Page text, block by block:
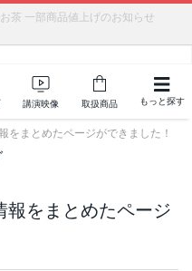
茶 一部商品値上げのお知らせ
・燃料不足・停電対策
講演映像 取扱商品 もっと探す
をまとめたページができました！
報をまとめたページ